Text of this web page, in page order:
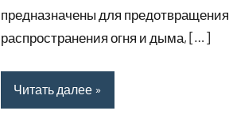
предназначены для предотвращения
распространения огня и дыма, […]
Читать далее